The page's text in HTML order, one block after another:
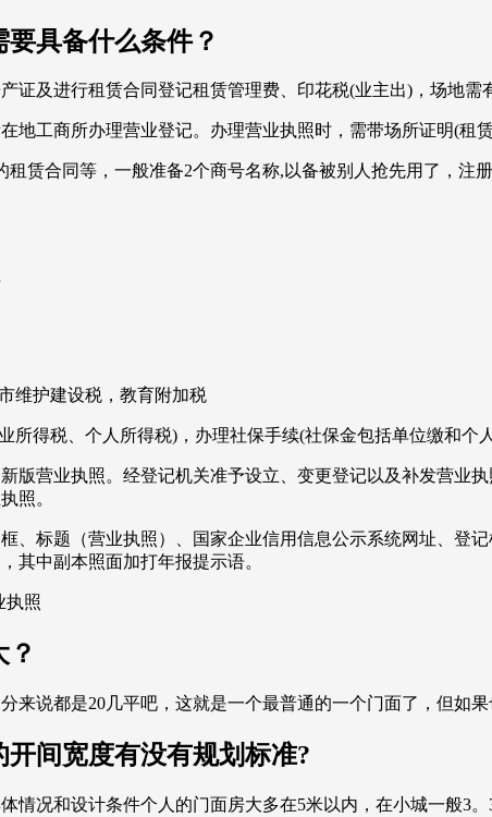
具备什么条件？
证及进行租赁合同登记租赁管理费、印花税(业主出)，场地需
地工商所办理营业登记。办理营业执照时，需带场所证明(租
租赁合同等，一般准备2个商号名称,以备被别人抢先用了，
维护建设税，教育附加税
所得税、个人所得税)，办理社保手续(社保金包括单位缴和个
版营业执照。经登记机关准予设立、变更登记以及补发营
照。
、标题（营业执照）、国家企业信用信息公示系统网址、登
其中副本照面加打年报提示语。
执照
来说都是20几平吧，这就是一个最普通的一个门面了，但如
开间宽度有没有规划标准?
情况和设计条件个人的门面房大多在5米以内，在小城一般3